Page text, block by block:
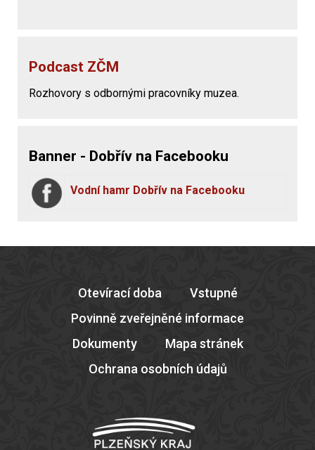
Podcast ZČM
Rozhovory s odbornými pracovníky muzea.
Banner - Dobřív na Facebooku
Vodní hamr Dobřív na Facebooku
Otevírací doba
Vstupné
Povinně zveřejněné informace
Dokumenty
Mapa stránek
Ochrana osobních údajů